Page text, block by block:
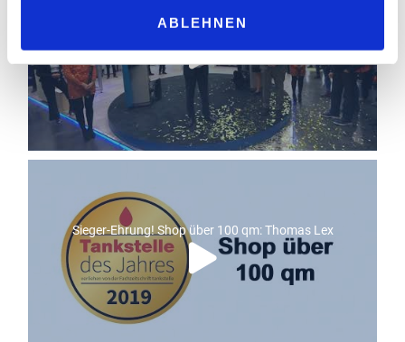
ABLEHNEN
Christ präsentiert in Münster die Cadis
Sieger-Ehrung! Shop über 100 qm: Thomas Lex